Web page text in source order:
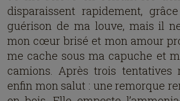
disparaissent rapidement,
guérison de ma louve, mais il
mon cœur brisé et mon amour
me cache sous ma capuche et
camions. Après trois tentatives
enfin mon salut : une remorque